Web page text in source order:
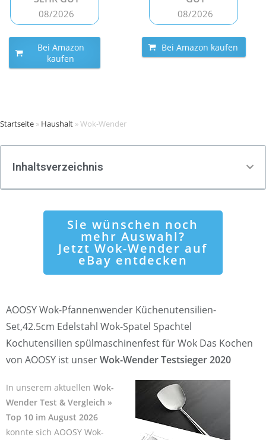
08/2026
Bei Amazon
kaufen
08/2026
Bei Amazon kaufen
Startseite » Haushalt »Wok-Wender
Inhaltsverzeichnis
Sie wünschen noch
mehr Auswahl?
Jetzt Wok-Wender auf
eBay entdecken
AOOSY Wok-Pfannenwender Küchenutensilien-
Set,42.5cm Edelstahl Wok-Spatel Spachtel
Kochutensilien spülmaschinenfest für Wok Das Kochen
von AOOSY ist unserWok-Wender Testsieger 2020
In unserem aktuellen Wok-
Wender Test & Vergleich »
Top 10 im August 2026
konnte sich AOOSY Wok-